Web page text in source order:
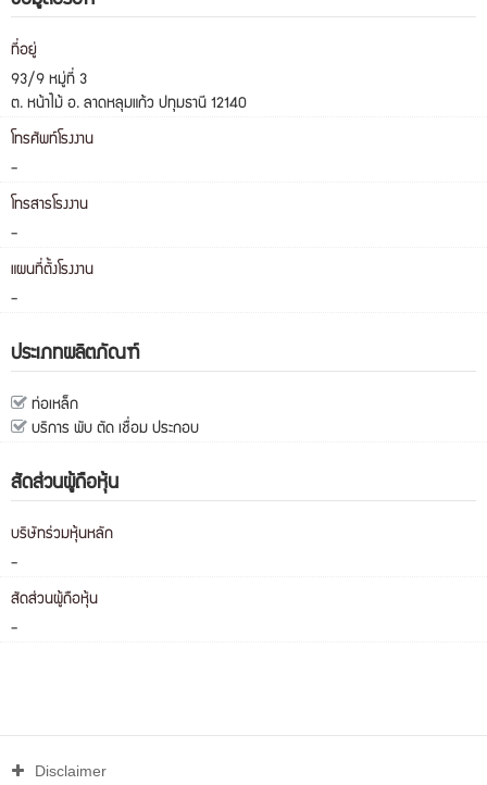
ที่อยู่
93/9 หมู่ที่ 3
ต. หน้าไม้ อ. ลาดหลุมแก้ว ปทุมธานี 12140
โทรศัพท์โรงงาน
-
โทรสารโรงงาน
-
แผนที่ตั้งโรงงาน
-
ประเภทผลิตภัณฑ์
ท่อเหล็ก
บริการ พับ ตัด เชื่อม ประกอบ
สัดส่วนผู้ถือหุ้น
บริษัทร่วมหุ้นหลัก
-
สัดส่วนผู้ถือหุ้น
-
Disclaimer